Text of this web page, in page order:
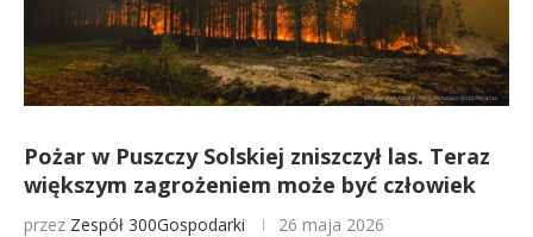
Pożar w Puszczy Solskiej zniszczył las. Teraz
większym zagrożeniem może być człowiek
przez Zespół 300Gospodarki 26 maja 2026